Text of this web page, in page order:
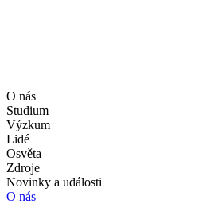
O nás
Studium
Výzkum
Lidé
Osvěta
Zdroje
Novinky a události
O nás